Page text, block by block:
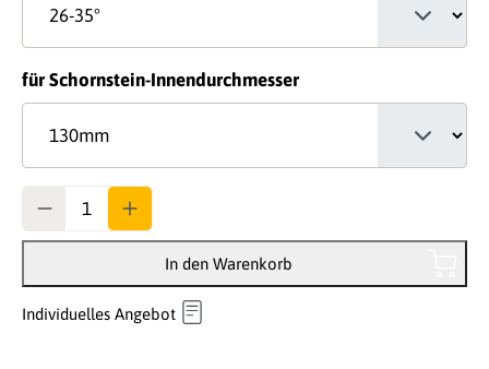
für Schornstein-Innendurchmesserauswählen
In den Warenkorb
Individuelles Angebot